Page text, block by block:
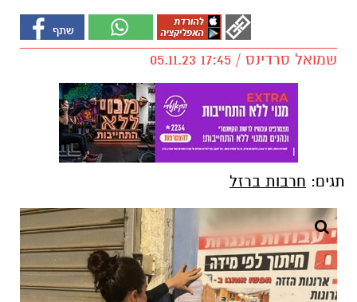
שמואל סרדינס / 17:45 05.11.23
תגים: חרבות ברזל